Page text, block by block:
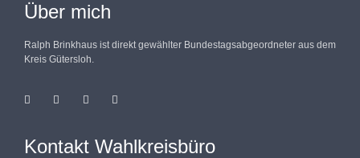
Über mich
Ralph Brinkhaus ist direkt gewählter Bundestagsabgeordneter aus dem
Kreis Gütersloh.
Kontakt Wahlkreisbüro